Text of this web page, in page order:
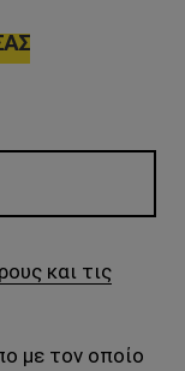
και τις
με τον οποίο